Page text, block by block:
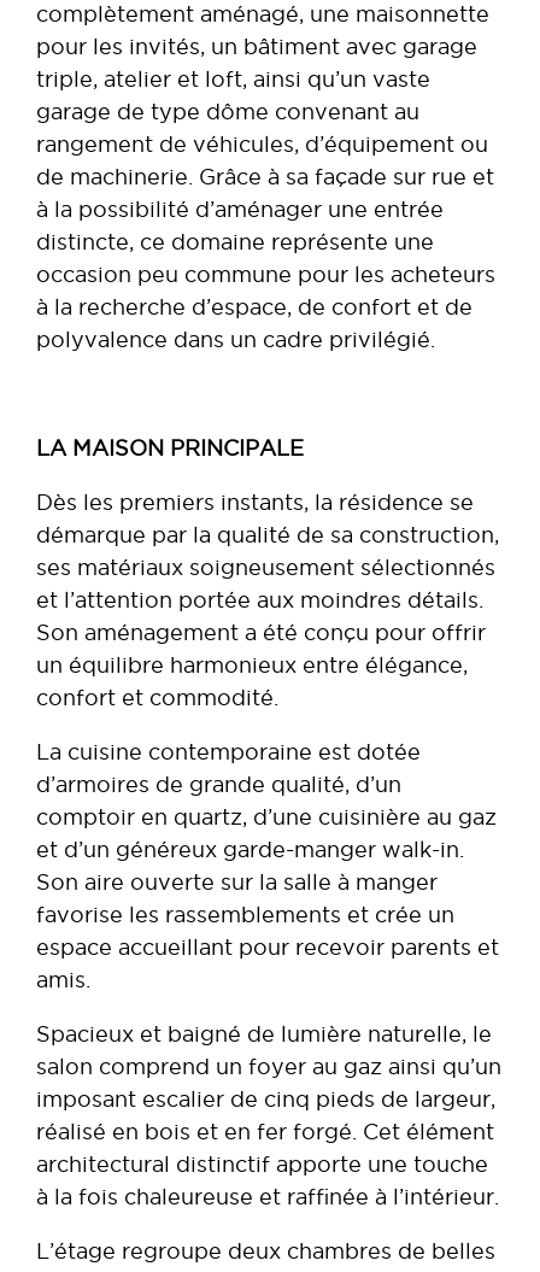
complètement aménagé, une maisonnette
pour les invités, un bâtiment avec garage
triple, atelier et loft, ainsi qu’un vaste
garage de type dôme convenant au
rangement de véhicules, d’équipement ou
de machinerie. Grâce à sa façade sur rue et
à la possibilité d’aménager une entrée
distincte, ce domaine représente une
occasion peu commune pour les acheteurs
à la recherche d’espace, de confort et de
polyvalence dans un cadre privilégié.
LA MAISON PRINCIPALE
Dès les premiers instants, la résidence se
démarque par la qualité de sa construction,
ses matériaux soigneusement sélectionnés
et l’attention portée aux moindres détails.
Son aménagement a été conçu pour offrir
un équilibre harmonieux entre élégance,
confort et commodité.
La cuisine contemporaine est dotée
d’armoires de grande qualité, d’un
comptoir en quartz, d’une cuisinière au gaz
et d’un généreux garde-manger walk-in.
Son aire ouverte sur la salle à manger
favorise les rassemblements et crée un
espace accueillant pour recevoir parents et
amis.
Spacieux et baigné de lumière naturelle, le
salon comprend un foyer au gaz ainsi qu’un
imposant escalier de cinq pieds de largeur,
réalisé en bois et en fer forgé. Cet élément
architectural distinctif apporte une touche
à la fois chaleureuse et raffinée à l’intérieur.
L’étage regroupe deux chambres de belles